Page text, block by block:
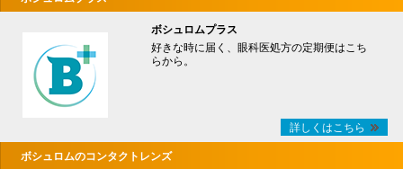
ボシュロムプラス
好きな時に届く、眼科医処方の定期便はこち
らから。
詳しくはこちら
ボシュロムのコンタクトレンズ